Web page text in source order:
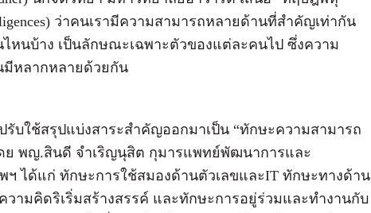
ว่าคนเรามีความสามารถหลายด้านที่สำคัญเท่ากัน
หนบ้าง เป็นลักษณะเฉพาะตัวของแต่ละคนไป ซึ่งความ
มีหลากหลายด้วยกัน
บใช้สรุปแบ่งสาระสำคัญออกมาเป็น “ทักษะความสามารถ
ย พญ.สินดี จำเริญนุสิต กุมารแพทย์พัฒนาการและ
ฯ ได้แก่ ทักษะการใช้สมองด้านตัวเลขและIT ทักษะทางด้าน
ามคิดริเริ่มสร้างสรรค์ และทักษะการอยู่ร่วมและทำงานกับ